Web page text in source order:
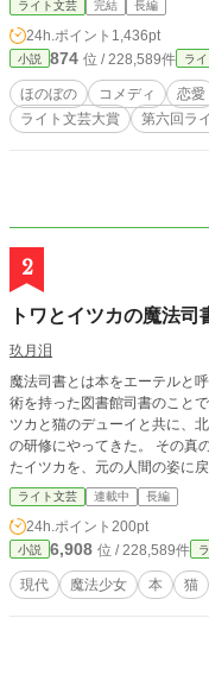
役者たちの
witter.com/
ら十話(第６
86621708083201 ※もうひと方、別の
kで五万再生
ok.com/
トでぶん
猫らしき
幸恵は可愛
幸恵は若い
て、幸恵と
のは、一匹
ているけれ
臭い猫モド
と、ムカつ
婚女子西崎
ンに、オウ
するまでの
の感想です
ライト文芸 完結 長編
24h.ポイント 1,436pt
小説 874 位 / 228,589件 ラ
ほのぼの コメディ 恋愛
ライト文芸大賞
第六回ラ
2
トワとイツカの魔法司
玖月泪
魔法司書とは本をエーテルと
術を持った図書館司書のこと
ツカと猫のデューイと共に、
の研修にやってきた。 その真
たイツカを、元の人間の姿に
た。 ※この物語はフィクションです。実在の人物、団体とは一切関係ありませ
ん。 ※「小説家になろう」「
ライト文芸 連載中 長編
24h.ポイント 200pt
小説 6,908 位 / 228,589件
現代 魔法少女 本 猫